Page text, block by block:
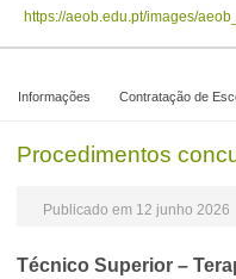
https://aeob.edu.pt/images/
Informações Contratação de
Procedimentos
Publicado em 12 junho 2026
Técnico Superior –